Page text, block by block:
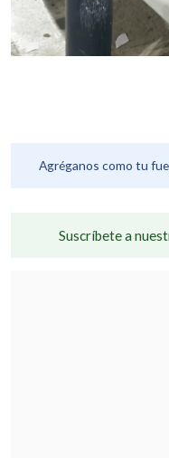
Agréganos como tu
Suscríbete a